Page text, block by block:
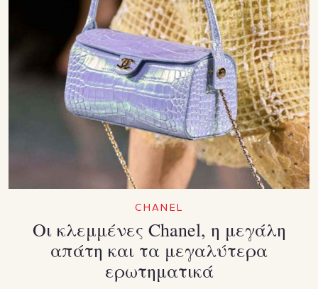
CHANEL
Οι κλεμμένες Chanel, η μεγάλη
απάτη και τα μεγαλύτερα
ερωτηματικά